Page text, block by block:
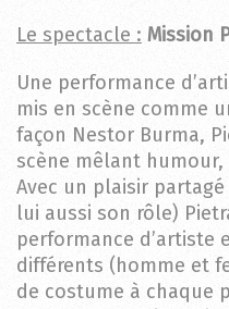
Le spectacle : Mission
Une performance
mis en scène comme
façon Nestor Burma,
scène mêlant
Avec un plaisir
lui aussi son rôle)
performance d’artiste
différents (homme et
de costume à chaque